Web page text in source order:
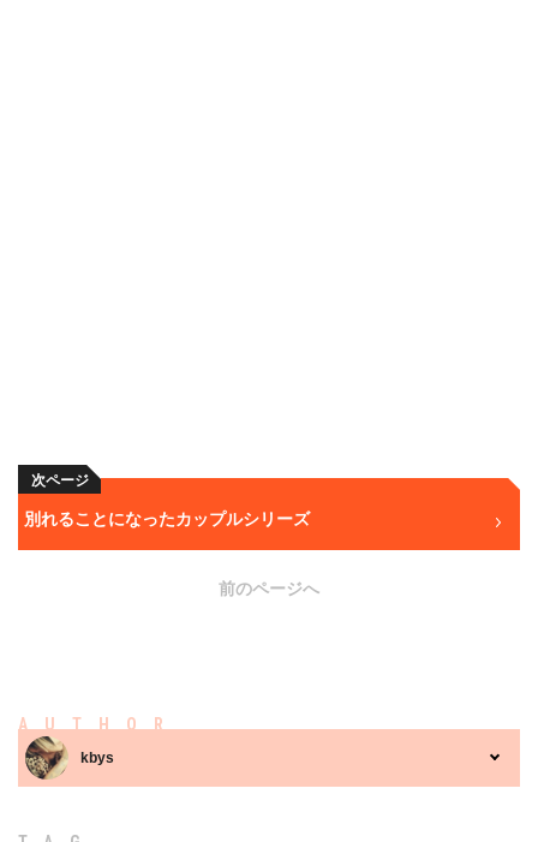
次ページ
別れることになったカップルシリーズ
前のページへ
AUTHOR
kbys